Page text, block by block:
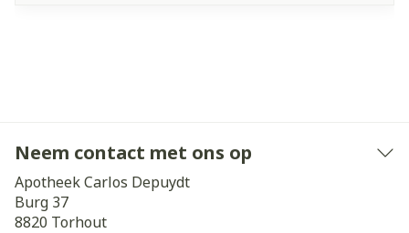
Neem contact met ons op
Apotheek Carlos Depuydt
Burg 37
8820 Torhout